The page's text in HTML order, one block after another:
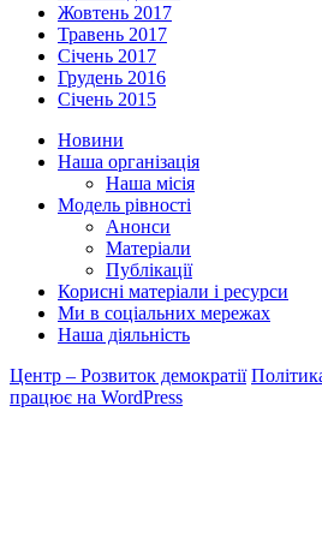
Жовтень 2017
Травень 2017
Січень 2017
Грудень 2016
Січень 2015
Новини
Наша організація
Наша місія
Модель рівності
Анонси
Матеріали
Публікації
Корисні матеріали і ресурси
Ми в соціальних мережах
Наша діяльність
Центр – Розвиток демократії
працює на WordPress